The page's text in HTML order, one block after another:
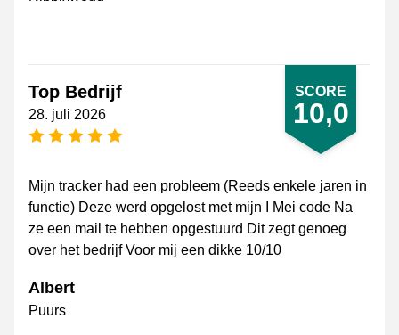
SCORE
10,0
Top Bedrijf
28. juli 2026
[_General:NumberOfStarsPluralFormat]
Mijn tracker had een probleem (Reeds enkele jaren in
functie) Deze werd opgelost met mijn I Mei code Na
ze een mail te hebben opgestuurd Dit zegt genoeg
over het bedrijf Voor mij een dikke 10/10
Albert
Puurs